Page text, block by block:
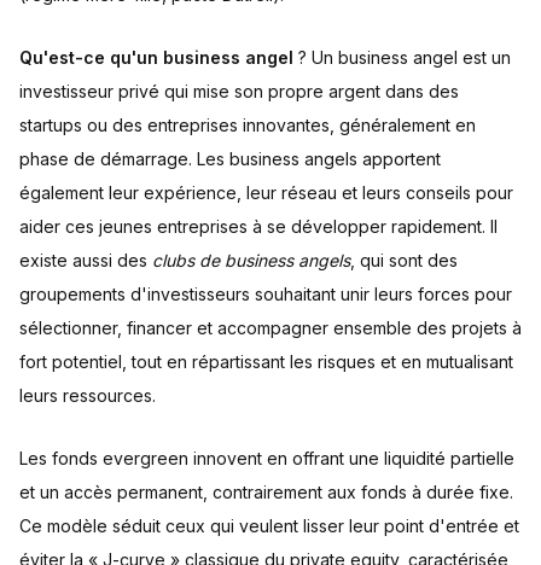
Qu'est-ce qu'un business angel ? Un business angel est un
investisseur privé qui mise son propre argent dans des
startups ou des entreprises innovantes, généralement en
phase de démarrage. Les business angels apportent
également leur expérience, leur réseau et leurs conseils pour
aider ces jeunes entreprises à se développer rapidement. Il
existe aussi des clubs de business angels, qui sont des
groupements d'investisseurs souhaitant unir leurs forces pour
sélectionner, financer et accompagner ensemble des projets à
fort potentiel, tout en répartissant les risques et en mutualisant
leurs ressources.
Les fonds evergreen innovent en offrant une liquidité partielle
et un accès permanent, contrairement aux fonds à durée fixe.
Ce modèle séduit ceux qui veulent lisser leur point d'entrée et
éviter la « J-curve » classique du private equity, caractérisée